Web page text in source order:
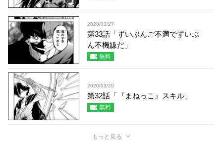
2020/03/27
第33話「ずいぶんご不満でずいぶ
ん不機嫌だ」
無料
2020/03/20
第32話「『まねっこ』スキル」
無料
もっと見る